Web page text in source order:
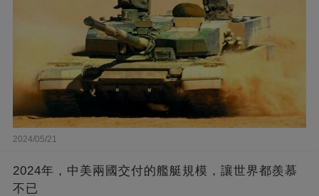
2024/05/21
2024年，中美兩國交付的艦艇規模，讓世界都羨慕
不已